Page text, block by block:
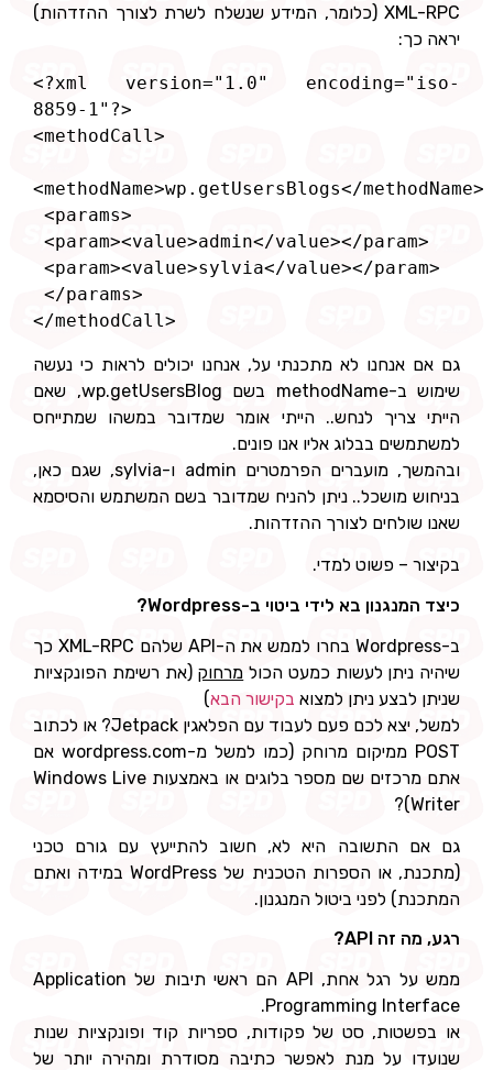
XML-RPC (כלומר, המידע שנשלח לשרת לצורך ההזדהות)
יראה כך:
<?xml version="1.0" encoding="iso-
</methodCall>
גם אם אנחנו לא מתכנתי על, אנחנו יכולים לראות כי נעשה
שימוש ב-methodName בשם wp.getUsersBlog, שאם
הייתי צריך לנחש.. הייתי אומר שמדובר במשהו שמתייחס
למשתמשים בבלוג אליו אנו פונים.
ובהמשך, מועברים הפרמטרים admin ו-sylvia, שגם כאן,
בניחוש מושכל.. ניתן להניח שמדובר בשם המשתמש והסיסמא
שאנו שולחים לצורך ההזדהות.
בקיצור – פשוט למדי.
כיצד המנגנון בא לידי ביטוי ב-Wordpress?
ב-Wordpress בחרו לממש את ה-API שלהם XML-RPC כך
שיהיה ניתן לעשות כמעט הכול מרחוק (את רשימת הפונקציות
שניתן לבצע ניתן למצוא בקישור הבא)
למשל, יצא לכם פעם לעבוד עם הפלאגין Jetpack? או לכתוב
POST ממיקום מרוחק (כמו למשל מ-wordpress.com אם
אתם מרכזים שם מספר בלוגים או באמצעות Windows Live
Writer)?
גם אם התשובה היא לא, חשוב להתייעץ עם גורם טכני
(מתכנת, או הספרות הטכנית של WordPress במידה ואתם
המתכנת) לפני ביטול המנגנון.
רגע, מה זה API?
ממש על רגל אחת, API הם ראשי תיבות של Application
Programming Interface.
או בפשטות, סט של פקודות, ספריות קוד ופונקציות שנות
שנועדו על מנת לאפשר כתיבה מסודרת ומהירה יותר של